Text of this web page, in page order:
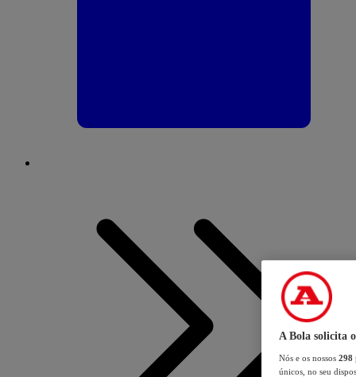
A Bola solicita
Nós e os nossos 298
únicos, no seu